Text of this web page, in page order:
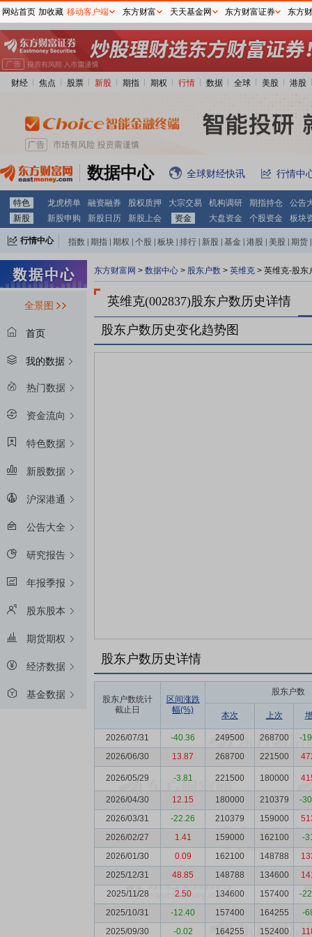
财经 焦点 股票 新股 期指 期权 行情 数据 全球 美股 港股
数据中心 全球财经快讯 行情中
特色 龙虎榜单 融资融券 股权质押 大宗交易 机构调研 期指持仓
公告
新股
新股申购 新股日历 新股上会 资金 大盘资金 个股资金 板块
行情中心 指数 期指 期权 个股 板块 排行 新股 基金 港股 美股 期货
全景图
首页
我的数据
热门数据
资金流向
特色数据
新股数据
沪深港通
公告大全
研究报告
年报季报
股东股本
期货期权
经济数据
基金数据
东方财富网 > 数据中心 > 股东户数 > 英维克 > 英维克-股东
英维克(002837)股东户数历史详情
股东户数历史变化趋势图
股东户数历史详情
股东户数统计
截止日
区间涨跌
幅(%)
股东户数
本次 上次
2026/07/31 -40.36 249500 268700
-
2026/06/30
13.87 268700 221500
2026/05/29 -3.81 221500 180000
2026/04/30 12.15 180000 210379
-
2026/03/31
-22.26 210379 159000
2026/02/27
1.41 159000 162100
-
2026/01/30
0.09 162100 148788
2025/12/31
48.85 148788 134600
2025/11/28
2.50 134600 157400
-
2025/10/31
-12.40 157400 164255
-
2025/09/30
-0.02 164255 152400
网站首页 加收藏 移动客户端 东方财富 天天基金网 东方财富证券 东方